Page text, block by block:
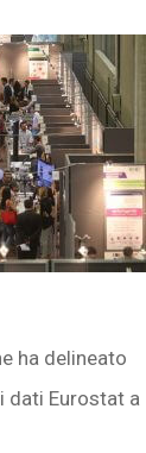
ha delineato
dati Eurostat a